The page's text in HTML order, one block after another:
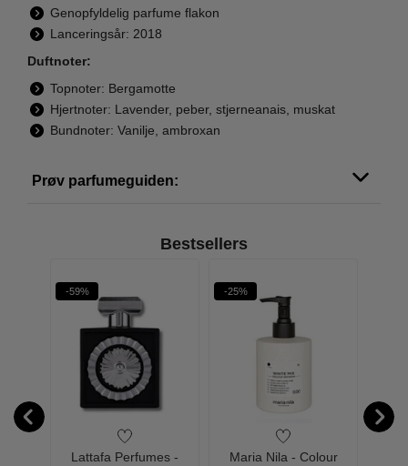
Genopfyldelig parfume flakon
Lanceringsår: 2018
Duftnoter:
Topnoter: Bergamotte
Hjertnoter: Lavender, peber, stjerneanais, muskat
Bundnoter: Vanilje, ambroxan
Prøv parfumeguiden:
Bestsellers
-59%
Lattafa Perfumes -
-25%
Maria Nila - Colour